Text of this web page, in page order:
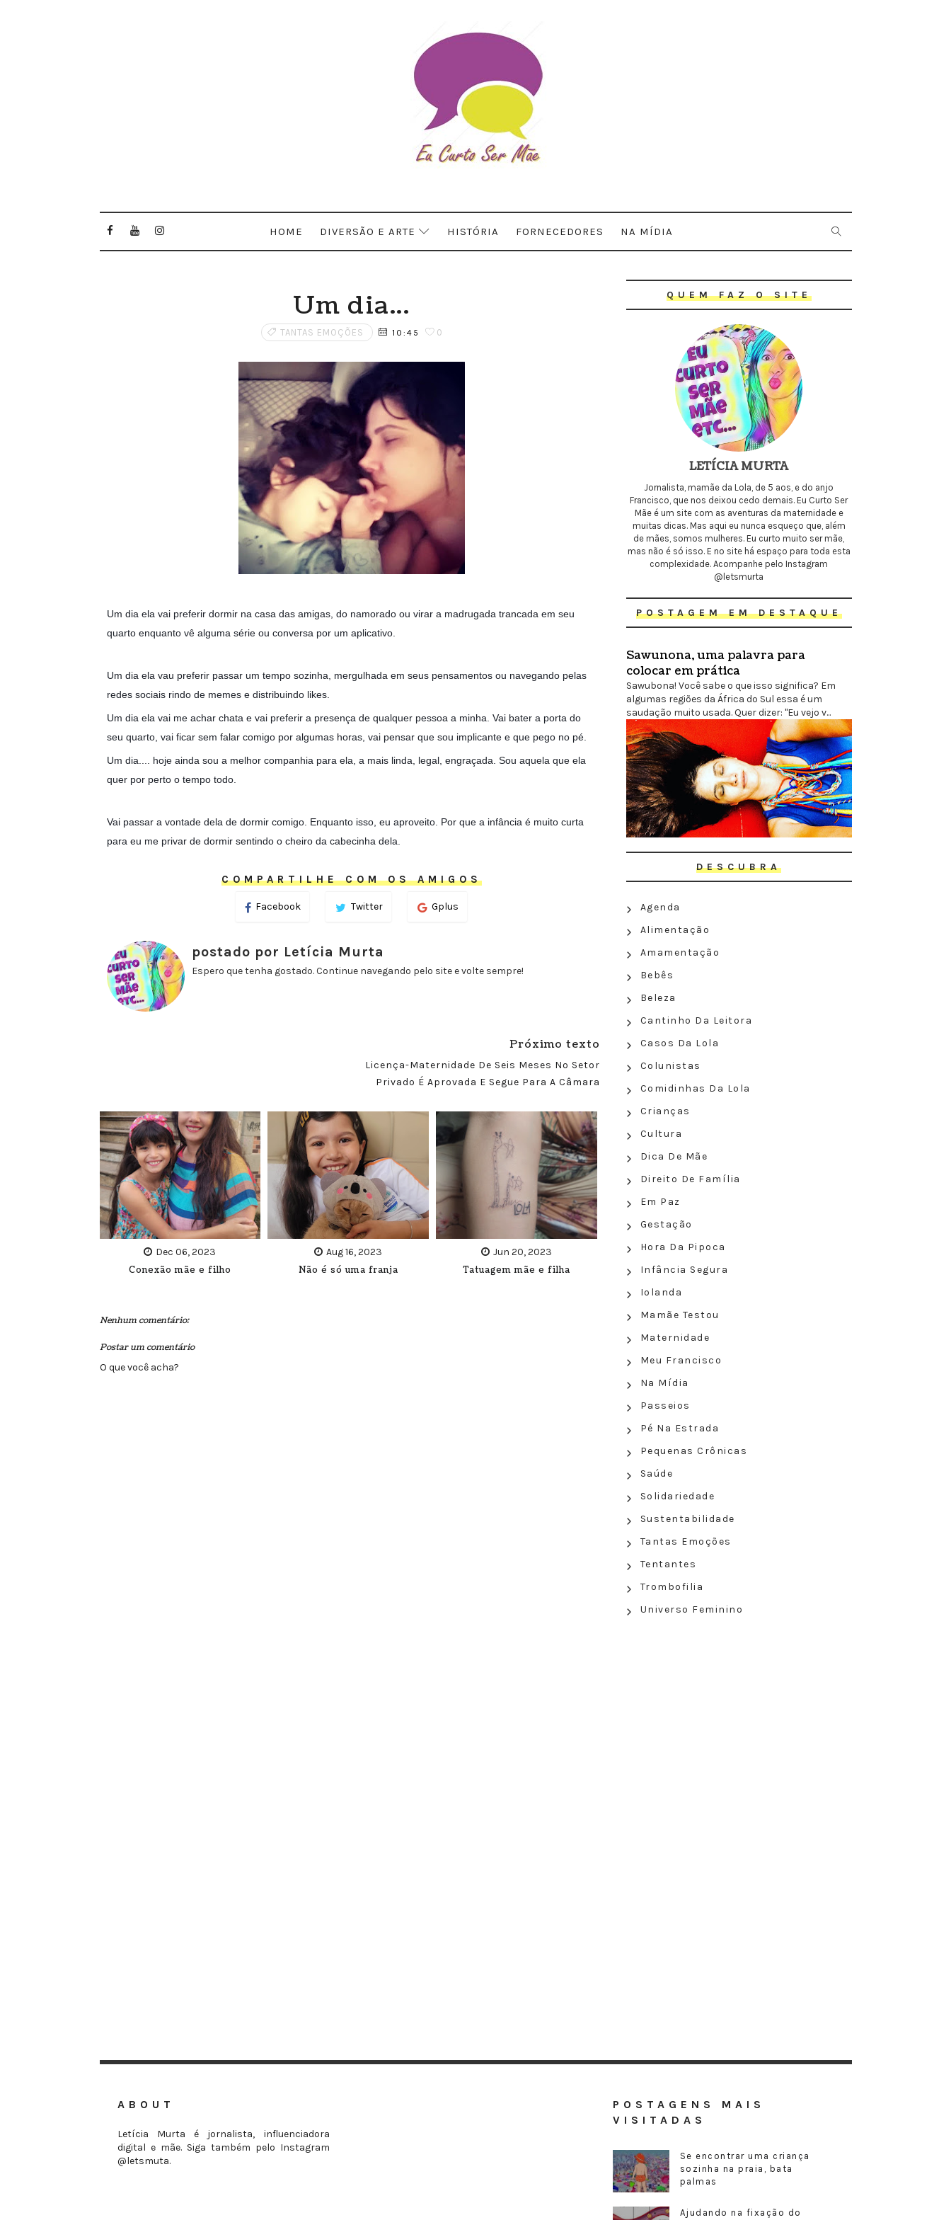
HOME DIVERSÃO E ARTE HISTÓRIA FORNECEDORES NA MÍDIA
Um dia...
TANTAS EMOÇÕES 10:45 0
Um dia ela vai preferir dormir na casa das amigas, do namorado ou virar a madrugada trancada em seu
quarto enquanto vê alguma série ou conversa por um aplicativo.
Um dia ela vau preferir passar um tempo sozinha, mergulhada em seus pensamentos ou navegando pelas
redes sociais rindo de memes e distribuindo likes.
Um dia ela vai me achar chata e vai preferir a presença de qualquer pessoa a minha. Vai bater a porta do
seu quarto, vai ficar sem falar comigo por algumas horas, vai pensar que sou implicante e que pego no pé.
Um dia.... hoje ainda sou a melhor companhia para ela, a mais linda, legal, engraçada. Sou aquela que ela
quer por perto o tempo todo.
Vai passar a vontade dela de dormir comigo. Enquanto isso, eu aproveito. Por que a infância é muito curta
para eu me privar de dormir sentindo o cheiro da cabecinha dela.
COMPARTILHE COM OS AMIGOS
Facebook Twitter Gplus
postado por Letícia Murta
Espero que tenha gostado. Continue navegando pelo site e volte sempre!
Próximo texto
Licença-Maternidade De Seis Meses No Setor
Privado É Aprovada E Segue Para A Câmara
Dec 06, 2023
Conexão mãe e filho
Aug 16, 2023
Não é só uma franja
Jun 20, 2023
Tatuagem mãe e filha
Nenhum comentário:
Postar um comentário
O que você acha?
QUEM FAZ O SITE
LETÍCIA MURTA
Jornalista, mamãe da Lola, de 5 aos, e do anjo
Francisco, que nos deixou cedo demais. Eu Curto Ser
Mãe é um site com as aventuras da maternidade e
muitas dicas. Mas aqui eu nunca esqueço que, além
de mães, somos mulheres. Eu curto muito ser mãe,
mas não é só isso. E no site há espaço para toda esta
complexidade. Acompanhe pelo Instagram
@letsmurta
POSTAGEM EM DESTAQUE
Sawunona, uma palavra para
colocar em prática
Sawubona! Você sabe o que isso significa? Em
algumas regiões da África do Sul essa é um
saudação muito usada. Quer dizer: "Eu vejo v...
DESCUBRA
Agenda
Alimentação
Amamentação
Bebês
Beleza
Cantinho Da Leitora
Casos Da Lola
Colunistas
Comidinhas Da Lola
Crianças
Cultura
Dica De Mãe
Direito De Família
Em Paz
Gestação
Hora Da Pipoca
Infância Segura
Iolanda
Mamãe Testou
Maternidade
Meu Francisco
Na Mídia
Passeios
Pé Na Estrada
Pequenas Crônicas
Saúde
Solidariedade
Sustentabilidade
Tantas Emoções
Tentantes
Trombofilia
Universo Feminino
ABOUT
Letícia Murta é jornalista, influenciadora
digital e mãe. Siga também pelo Instagram
@letsmuta.
POSTAGENS MAIS
VISITADAS
Se encontrar uma criança
sozinha na praia, bata
palmas
Ajudando na fixação do